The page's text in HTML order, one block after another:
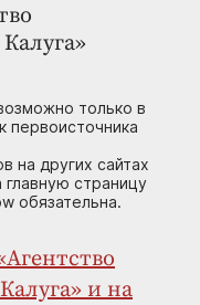
только в
первоисточника
на других сайтах
главную страницу
обязательна.
и на